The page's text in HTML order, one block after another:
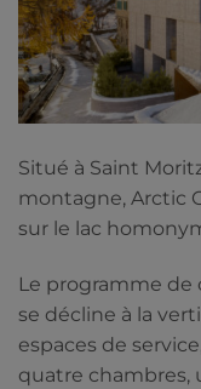
Situé à Saint
montagne, Arctic
sur le lac
Le programme de
se décline à la
espaces de
quatre chambres,